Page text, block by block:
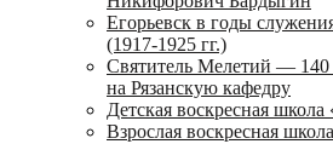
Егорьевск в годы
(1917-1925 гг.)
Святитель Мелетий — 140
на Рязанскую кафедру
Детская воскресная
Взрослая воскресная школа